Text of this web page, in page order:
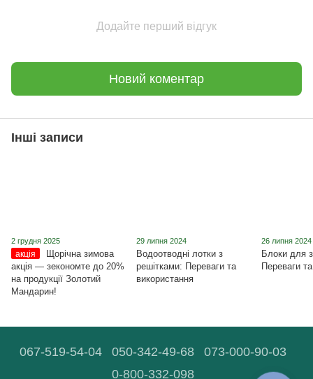
Додайте перший відгук
Новий коментар
Інші записи
2 грудня 2025
акція
Щорічна зимова
акція ― зекономте до 20%
на продукції Золотий
Мандарин!
29 липня 2024
Водоотводні лотки з
решітками: Переваги та
використання
26 липня 2024
Блоки для
Переваги
067-519-54-04 050-342-49-68
073-000-90-03
0-800-332-098